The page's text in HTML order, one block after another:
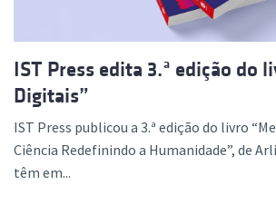
IST Press edita 3.ª edição do
Digitais”
IST Press publicou a 3.ª edição do livro
Ciência Redefinindo a Humanidade”, de
têm em...